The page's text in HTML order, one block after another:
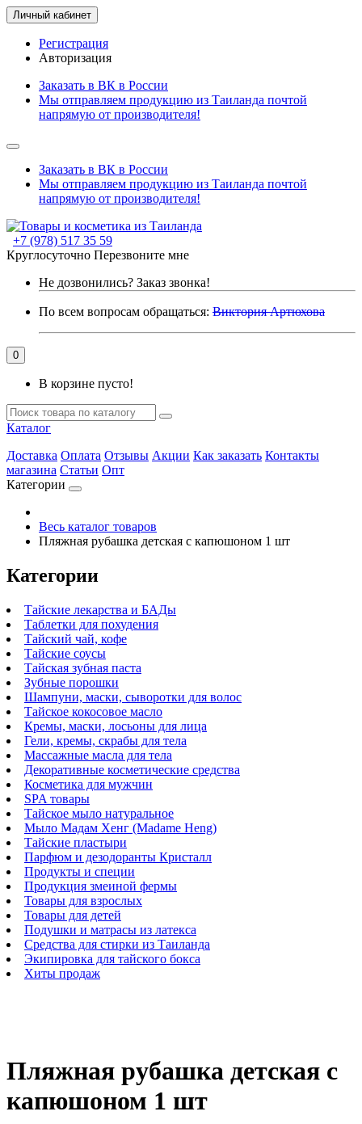
Личный кабинет
Регистрация
Авторизация
Заказать в ВК в России
Мы отправляем продукцию из Таиланда почтой
напрямую от производителя!
Заказать в ВК в России
Мы отправляем продукцию из Таиланда почтой
напрямую от производителя!
+7 (978) 517 35 59
Круглосуточно Перезвоните мне
Не дозвонились? Заказ звонка!
По всем вопросам обращаться: Виктория Артюхова
0
В корзине пусто!
Каталог
Доставка Оплата Отзывы Акции Как заказать Контакты
магазина Статьи Опт
Категории
Весь каталог товаров
Пляжная рубашка детская с капюшоном 1 шт
Категории
Тайские лекарства и БАДы
Таблетки для похудения
Тайский чай, кофе
Тайские соусы
Тайская зубная паста
Зубные порошки
Шампуни, маски, сыворотки для волос
Тайское кокосовое масло
Кремы, маски, лосьоны для лица
Гели, кремы, скрабы для тела
Массажные масла для тела
Декоративные косметические средства
Косметика для мужчин
SPA товары
Тайское мыло натуральное
Мыло Мадам Хенг (Madame Heng)
Тайские пластыри
Парфюм и дезодоранты Кристалл
Продукты и специи
Продукция змеиной фермы
Товары для взрослых
Товары для детей
Подушки и матрасы из латекса
Средства для стирки из Таиланда
Экипировка для тайского бокса
Хиты продаж
Пляжная рубашка детская с
капюшоном 1 шт